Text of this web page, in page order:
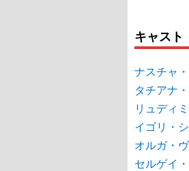
キャスト
ナスチャ
タチアナ
リュディ
イゴリ・
オルガ・
セルゲイ